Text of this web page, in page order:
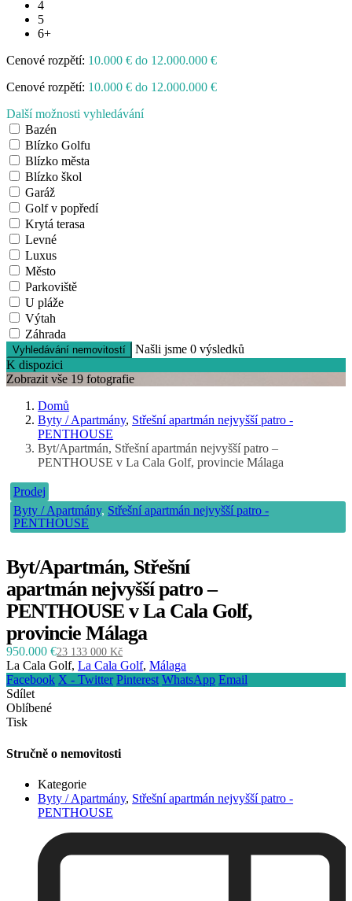
4
5
6+
Cenové rozpětí: 10.000 € do 12.000.000 €
Cenové rozpětí: 10.000 € do 12.000.000 €
Další možnosti vyhledávání
Bazén
Blízko Golfu
Blízko města
Blízko škol
Garáž
Golf v popředí
Krytá terasa
Levné
Luxus
Město
Parkoviště
U pláže
Výtah
Záhrada
Vyhledávání nemovitostí Našli jsme0 výsledků
K dispozici
Zobrazit vše 19 fotografie
Domů
Byty / Apartmány, Střešní apartmán nejvyšší patro -
PENTHOUSE
Byt/Apartmán, Střešní apartmán nejvyšší patro –
PENTHOUSE v La Cala Golf, provincie Málaga
Prodej
Byty / Apartmány, Střešní apartmán nejvyšší patro -
PENTHOUSE
Byt/Apartmán, Střešní
apartmán nejvyšší patro –
PENTHOUSE v La Cala Golf,
provincie Málaga
950.000 €23 133 000 Kč
La Cala Golf,La Cala Golf,Málaga
Facebook X - Twitter Pinterest WhatsApp Email
Sdílet
Oblíbené
Tisk
Stručně o nemovitosti
Kategorie
Byty / Apartmány, Střešní apartmán nejvyšší patro -
PENTHOUSE